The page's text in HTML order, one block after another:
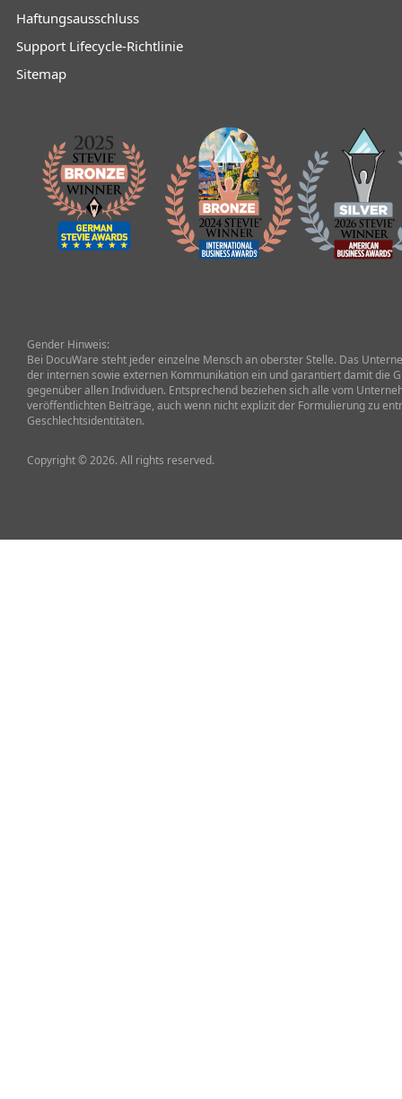
Haftungsausschluss
Support Lifecycle-Richtlinie
Sitemap
Gender Hinweis:
Bei DocuWare steht jeder einzelne Mensch an oberster Stelle. Das
der internen sowie externen Kommunikation ein und garantiert damit die
gegenüber allen Individuen. Entsprechend beziehen sich alle vom
veröffentlichten Beiträge, auch wenn nicht explizit der Formulierung zu
Geschlechtsidentitäten.
Copyright © 2026. All rights reserved.